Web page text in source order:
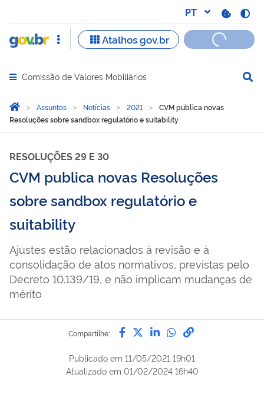
Abrir menu principal de navegação
Comissão de Valores Mobiliários
Você está aqui:
Página Inicial
Assuntos Notícias 2021
CVM publica novas
Resoluções sobre sandbox regulatório e suitability
RESOLUÇÕES 29 E 30
CVM publica novas Resoluções
sobre sandbox regulatório e
suitability
Ajustes estão relacionados à revisão e à
consolidação de atos normativos, previstas pelo
Decreto 10.139/19, e não implicam mudanças de
mérito
Compartilhe: Compartilhe por Facebook
Compartilhe por Twitter
Compartilhe por
Compartilhe
link para
Publicado em 11/05/2021 19h01
Atualizado em 01/02/2024 16h40